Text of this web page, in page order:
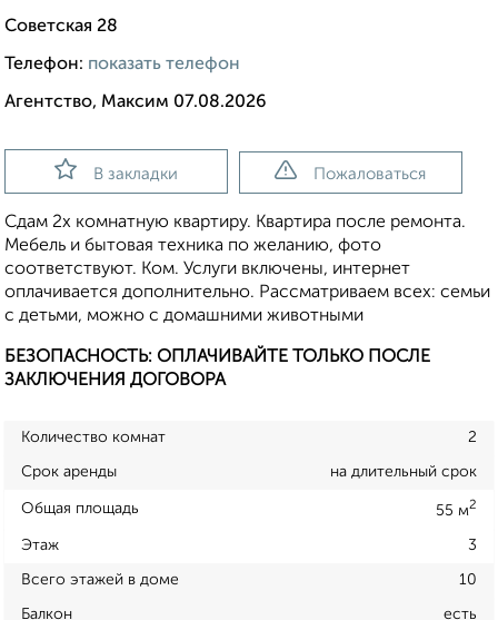
Советская 28
Телефон: показать телефон
Агентство, Максим 07.08.2026
В закладки Пожаловаться
Сдам 2х комнатную квартиру. Квартира после ремонта.
Мебель и бытовая техника по желанию, фото
соответствуют. Ком. Услуги включены, интернет
оплачивается дополнительно. Рассматриваем всех: семьи
с детьми, можно с домашними животными
БЕЗОПАСНОСТЬ: ОПЛАЧИВАЙТЕ ТОЛЬКО ПОСЛЕ
ЗАКЛЮЧЕНИЯ ДОГОВОРА
Количество комнат 2
Срок аренды на длительный срок
Общая площадь 55 м2
Этаж 3
Всего этажей в доме 10
Балкон есть